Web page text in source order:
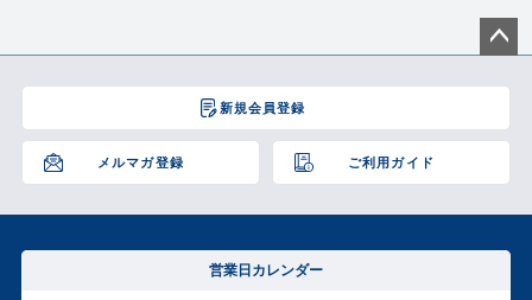
新規会員登録
メルマガ登録 ご利用ガイド
ジト
へ
営業日カレンダー